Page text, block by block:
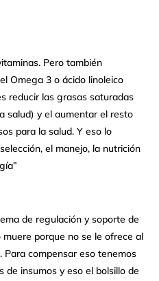
Pero también
Omega 3 o ácido linoleico
reducir las grasas saturadas
salud) y el aumentar el resto
para la salud. Y eso lo
el manejo, la nutrición
de regulación y soporte de
porque no se le ofrece al
Para compensar eso tenemos
de insumos y eso el bolsillo de